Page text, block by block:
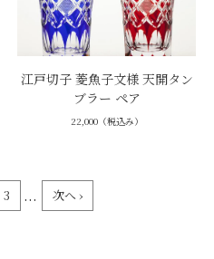
江戸切子 菱魚子文様 天開タン
ブラー ペア
22,000（税込み）
3 ... 次へ ›